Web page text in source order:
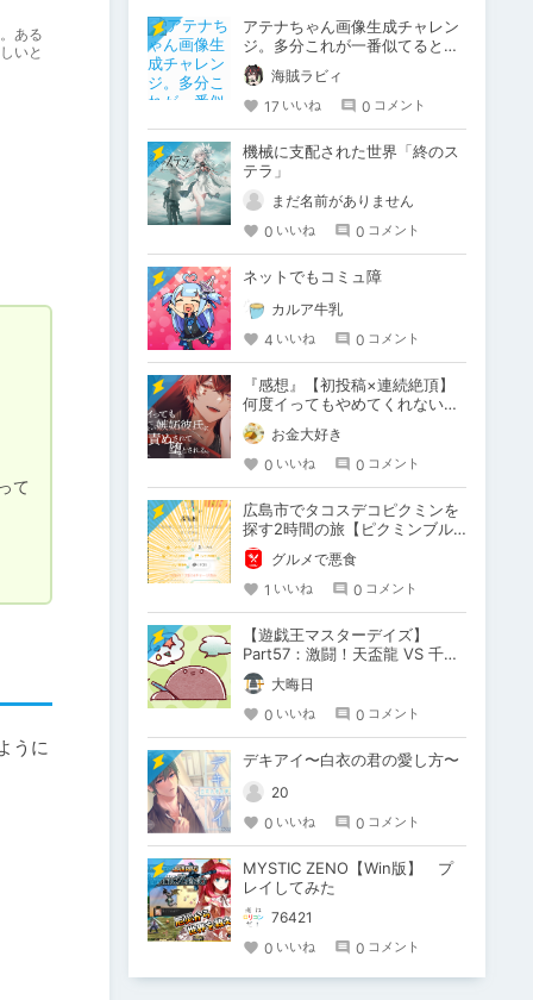
ある
いと
て
うに
アテナちゃん画像生成チャレン
ジ。多分これが一番似てると思
います。
海賊ラビィ
17 いいね 0 コメント
機械に支配された世界「終のス
テラ」
まだ名前がありません
0 いいね 0 コメント
ネットでもコミュ障
カルア牛乳
4 いいね 0 コメント
『感想』【初投稿×連続絶頂】
何度イってもやめてくれない嫉
妬彼氏に激責めされて堕とされ
る。お金大好き
0 いいね 0 コメント
広島市でタコスデコピクミンを
探す2時間の旅【ピクミンブル
ーム / Pikmin Bloom】
グルメで悪食
1 いいね 0 コメント
【遊戯王マスターデイズ】
Part57：激闘！天盃龍 VS 千年
D【架空デュエル】
大晦日
0 いいね 0 コメント
デキアイ〜白衣の君の愛し方〜
20
0 いいね 0 コメント
MYSTIC ZENO【Win版】 プ
レイしてみた
76421
0 いいね 0 コメント